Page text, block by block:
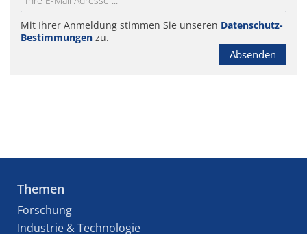
Mit Ihrer Anmeldung stimmen Sie unseren Datenschutz-
Bestimmungen zu.
Absenden
Themen
Forschung
Industrie & Technologie